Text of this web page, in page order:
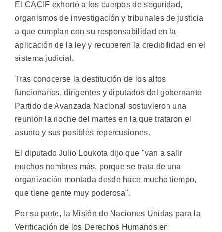
El CACIF exhortó a los cuerpos de seguridad,
organismos de investigación y tribunales de justicia
a que cumplan con su responsabilidad en la
aplicación de la ley y recuperen la credibilidad en el
sistema judicial.
Tras conocerse la destitución de los altos
funcionarios, dirigentes y diputados del gobernante
Partido de Avanzada Nacional sostuvieron una
reunión la noche del martes en la que trataron el
asunto y sus posibles repercusiones.
El diputado Julio Loukota dijo que "van a salir
muchos nombres más, porque se trata de una
organización montada desde hace mucho tiempo,
que tiene gente muy poderosa".
Por su parte, la Misión de Naciones Unidas para la
Verificación de los Derechos Humanos en